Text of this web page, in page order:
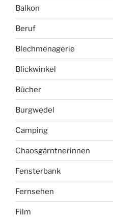
Balkon
Beruf
Blechmenagerie
Blickwinkel
Bücher
Burgwedel
Camping
Chaosgärntnerinnen
Fensterbank
Fernsehen
Film